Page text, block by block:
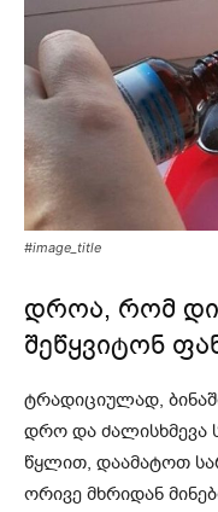
#image_title
დროა, რომ
შეწყვიტონ
ტრადიციულად,
დრო და ძალისხმევა
წყლით, დაამატოთ
ორივე მხრიდან